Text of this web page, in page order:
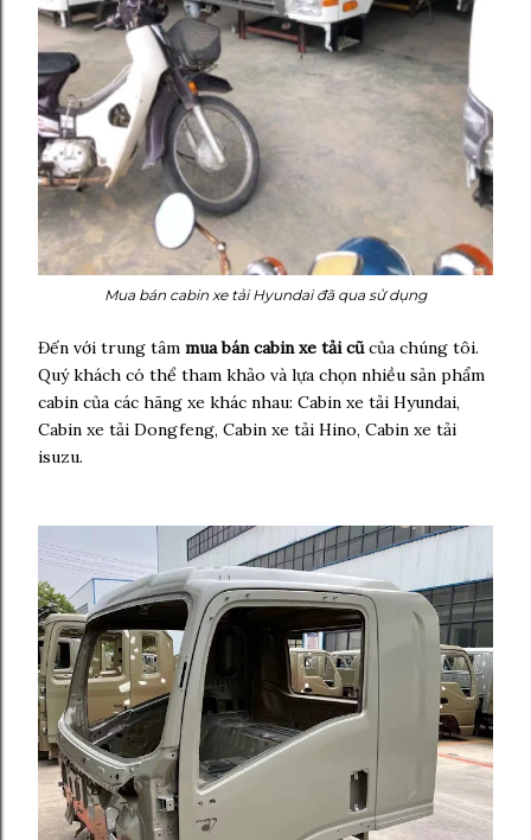
Mua bán cabin xe tải Hyundai đã qua sử dụng
Đến với trung tâm mua bán cabin xe tải cũcủa chúng tôi.
Quý khách có thể tham khảo và lựa chọn nhiều sản phẩm
cabin của các hãng xe khác nhau: Cabin xe tải Hyundai,
Cabin xe tải Dongfeng, Cabin xe tải Hino, Cabin xe tải
isuzu.